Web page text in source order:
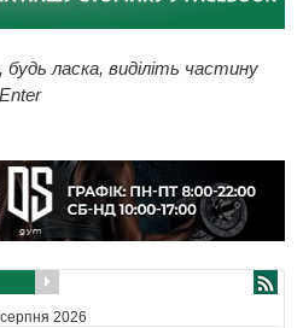
ласка, виділіть частину
2026